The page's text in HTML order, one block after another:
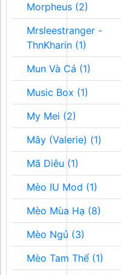
Morpheus (2)
Mrsleestranger -
ThnKharin (1)
Mun Và Cá (1)
Music Box (1)
My Mei (2)
Mây (Valerie) (1)
Mã Diêu (1)
Mèo IU Mod (1)
Mèo Mùa Hạ (8)
Mèo Ngủ (3)
Mèo Tam Thể (1)